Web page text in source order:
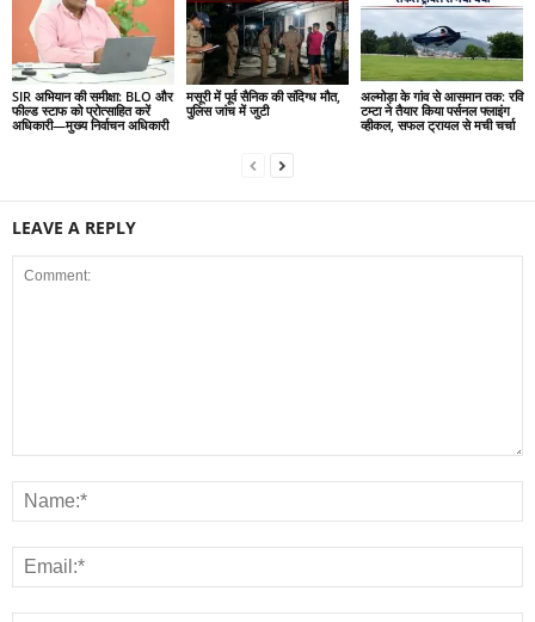
SIR अभियान की समीक्षा: BLO और
फील्ड स्टाफ को प्रोत्साहित करें
अधिकारी—मुख्य निर्वाचन अधिकारी
मसूरी में पूर्व सैनिक की संदिग्ध मौत,
पुलिस जांच में जुटी
अल्मोड़ा के गांव से आसमान तक: रवि
टम्टा ने तैयार किया पर्सनल फ्लाइंग
व्हीकल, सफल ट्रायल से मची चर्चा
LEAVE A REPLY